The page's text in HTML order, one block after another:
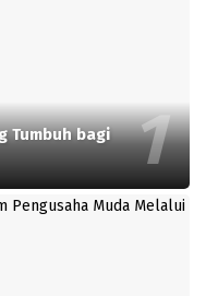
Tumbuh bagi